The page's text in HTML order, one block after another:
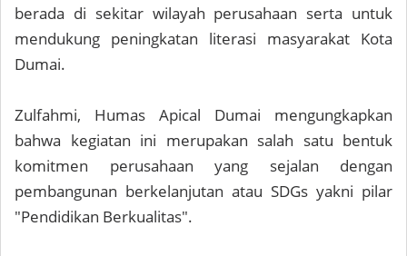
berada di sekitar wilayah perusahaan serta untuk
mendukung peningkatan literasi masyarakat Kota
Dumai.
Zulfahmi, Humas Apical Dumai mengungkapkan
bahwa kegiatan ini merupakan salah satu bentuk
komitmen perusahaan yang sejalan dengan
pembangunan berkelanjutan atau SDGs yakni pilar
"Pendidikan Berkualitas".